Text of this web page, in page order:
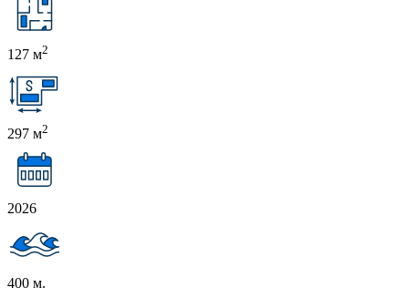
127 м2
297 м2
2026
400 м.